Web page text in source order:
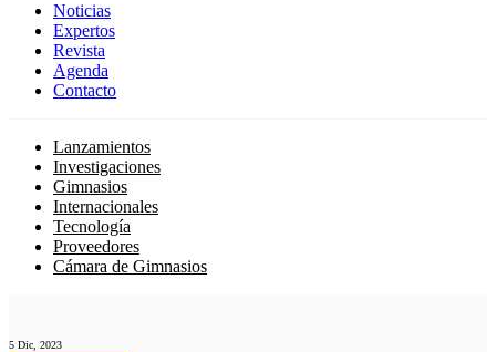
Noticias
Expertos
Revista
Agenda
Contacto
Lanzamientos
Investigaciones
Gimnasios
Internacionales
Tecnología
Proveedores
Cámara de Gimnasios
5 Dic, 2023